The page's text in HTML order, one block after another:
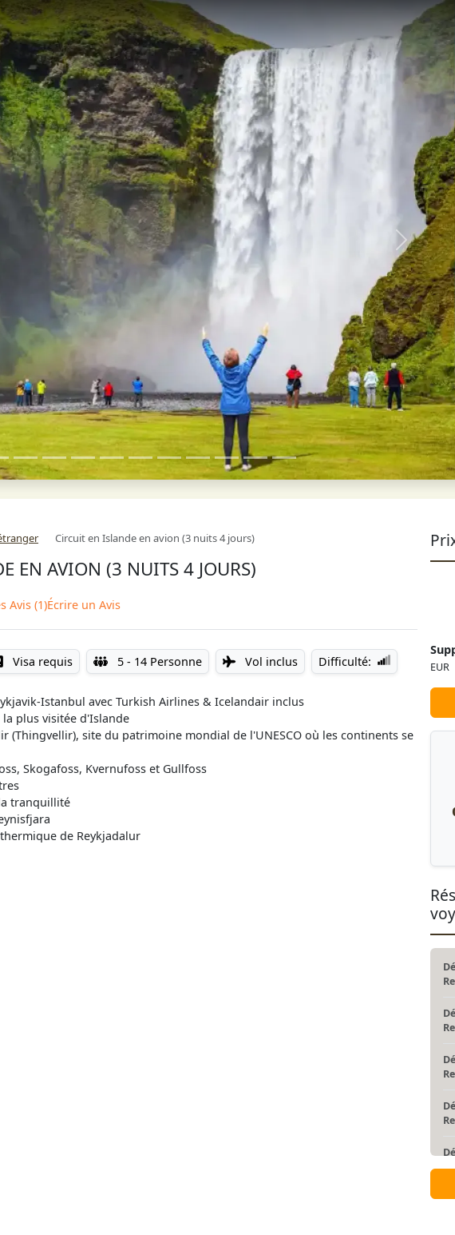
Suivant
Circuit en Islande en avion (3 nuits 4 jours)
EN AVION (3 NUITS 4 JOURS)
Avis (1)Écrire un Avis
Visa requis 5 - 14 Personne Vol inclus Difficulté:
Istanbul avec Turkish Airlines & Icelandair inclus
plus visitée d'Islande
(Thingvellir), site du patrimoine mondial de l'UNESCO où les continents se
Skogafoss, Kvernufoss et Gullfoss
tranquillité
de Reykjadalur
EUR